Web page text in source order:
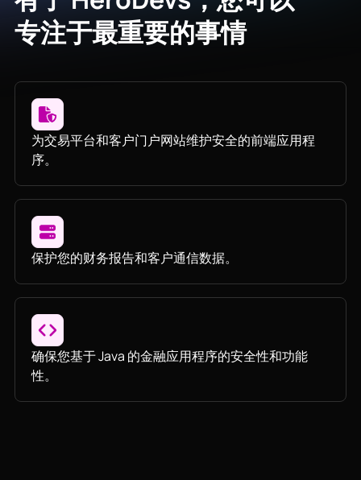
专注于最重要的事情
为交易平台和客户门户网站维护安全的前端应用程
序。
保护您的财务报告和客户通信数据。
确保您基于 Java 的金融应用程序的安全性和功能
性。